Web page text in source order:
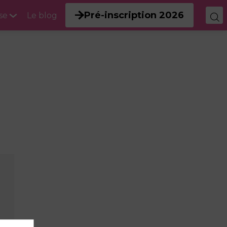
Le blog Pré-inscription 2026